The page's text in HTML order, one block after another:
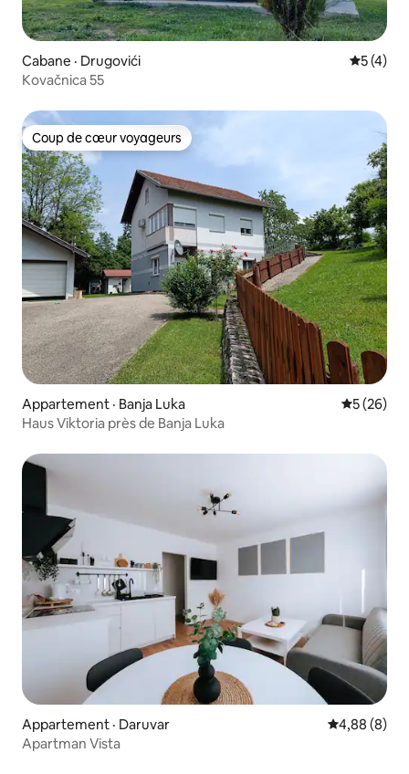
Cabane · Drugovići Note
5 (4)
Kovačnica 55
Coup de cœur voyageurs
Coup de cœur voyageurs
Appartement · Banja Luka Note
5 (26)
Haus Viktoria près de Banja Luka
Appartement · Daruvar Note
4,88 (8)
Apartman Vista